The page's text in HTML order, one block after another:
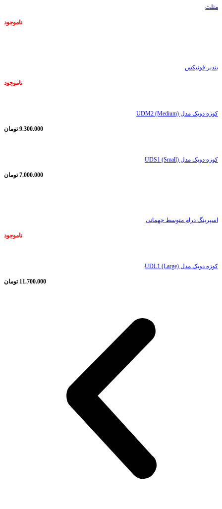
مثلث
ناموجود
بندیر فونیکس
ناموجود
کوزه دویک مدل UDM2 (Medium)
9.300.000 تومان
کوزه دویک مدل UDS1 (Small)
7.000.000 تومان
اسپرینگ درام متوسط جهمانی
ناموجود
کوزه دویک مدل UDL1 (Large)
11.700.000 تومان